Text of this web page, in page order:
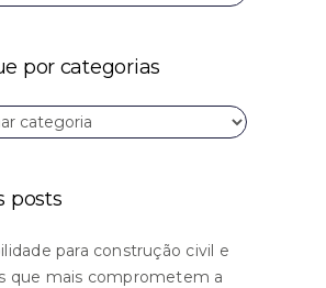
por categorias
posts
para construção civil e
que mais comprometem a